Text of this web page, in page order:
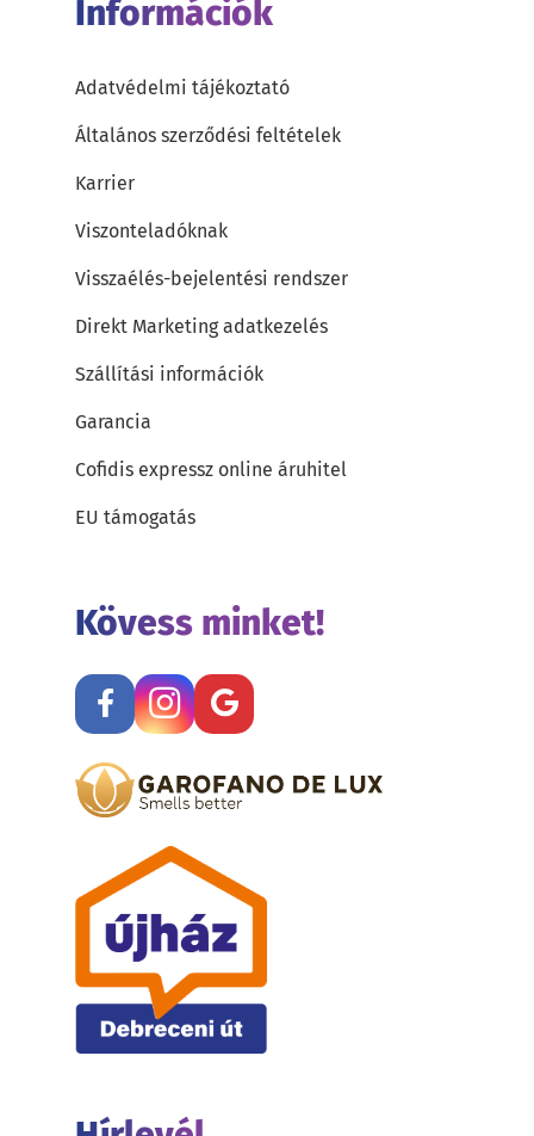
Információk
Adatvédelmi tájékoztató
Általános szerződési feltételek
Karrier
Viszonteladóknak
Visszaélés-bejelentési rendszer
Direkt Marketing adatkezelés
Szállítási információk
Garancia
Cofidis expressz online áruhitel
EU támogatás
Kövess minket!